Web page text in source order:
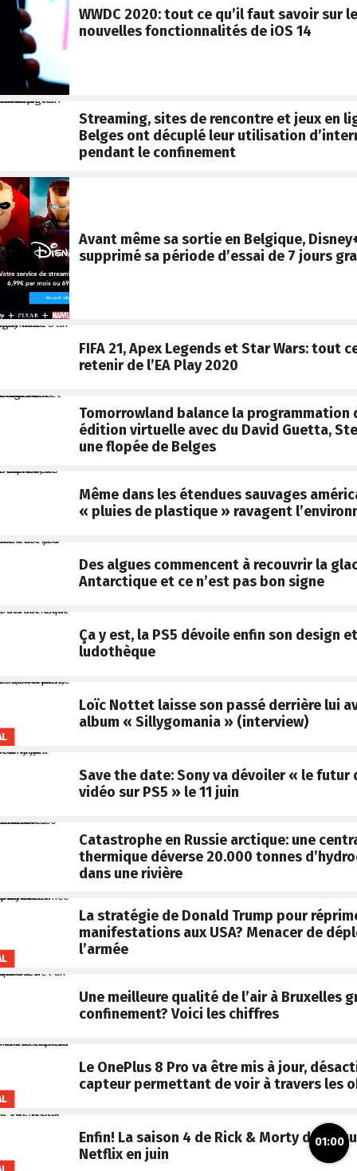
WWDC 2020: tout ce qu’il faut savoir sur
nouvelles fonctionnalités de iOS 14
Streaming, sites de rencontre et jeux en
Belges ont décuplé leur utilisation
pendant le confinement
Avant même sa sortie en Belgique,
supprimé sa période d’essai de 7 jours
FIFA 21, Apex Legends et Star Wars: tout
retenir de l’EA Play 2020
Tomorrowland balance la programmation
édition virtuelle avec du David Guetta,
une flopée de Belges
Même dans les étendues sauvages
« pluies de plastique » ravagent
Des algues commencent à recouvrir la
Antarctique et ce n’est pas bon signe
Ça y est, la PS5 dévoile enfin son design
ludothèque
Loïc Nottet laisse son passé derrière lui
album « Sillygomania » (interview)
Save the date: Sony va dévoiler « le futur
vidéo sur PS5 » le 11 juin
Catastrophe en Russie arctique: une
thermique déverse 20.000 tonnes
dans une rivière
La stratégie de Donald Trump pour
manifestations aux USA? Menacer de
l’armée
Une meilleure qualité de l’air à Bruxelles
confinement? Voici les chiffres
Le OnePlus 8 Pro va être mis à jour,
capteur permettant de voir à travers les
Enfin! La saison 4 de Rick & Morty
Netflix en juin
01:00